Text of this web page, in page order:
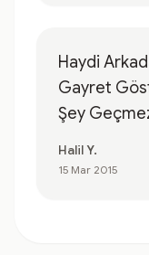
Haydi
Gayret
Şey
Halil Y.
15 Mar 2015